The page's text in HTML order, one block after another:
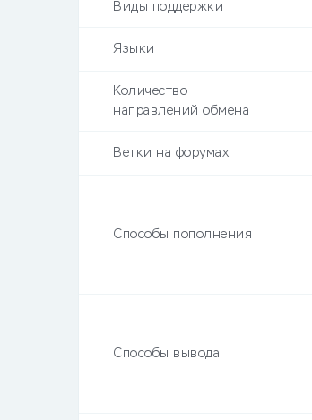
Виды поддержки
Языки
Количество
направлений обмена
Ветки на форумах
Способы пополнения
Способы вывода